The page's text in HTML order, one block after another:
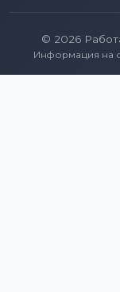
© 2026
Информация на